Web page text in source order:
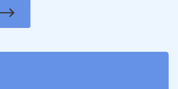
Next